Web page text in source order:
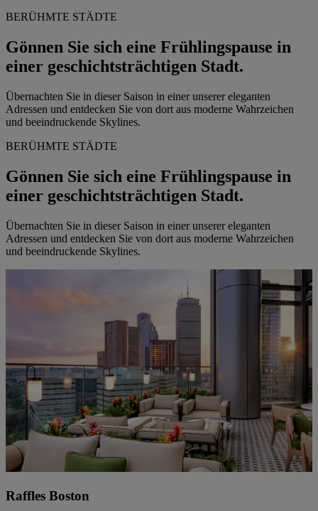
BERÜHMTE STÄDTE
Gönnen Sie sich eine Frühlingspause in
einer geschichtsträchtigen Stadt.
Übernachten Sie in dieser Saison in einer unserer eleganten
Adressen und entdecken Sie von dort aus moderne Wahrzeichen
und beeindruckende Skylines.
BERÜHMTE STÄDTE
Gönnen Sie sich eine Frühlingspause in
einer geschichtsträchtigen Stadt.
Übernachten Sie in dieser Saison in einer unserer eleganten
Adressen und entdecken Sie von dort aus moderne Wahrzeichen
und beeindruckende Skylines.
Raffles Boston